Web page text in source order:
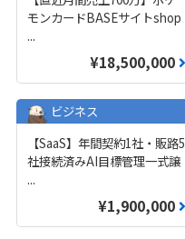
モンカードBASEサイトshop
...
¥18,500,000
ビジネス
【SaaS】年間契約1社・販路5
社接続済みAI目標管理一式譲
...
¥1,900,000